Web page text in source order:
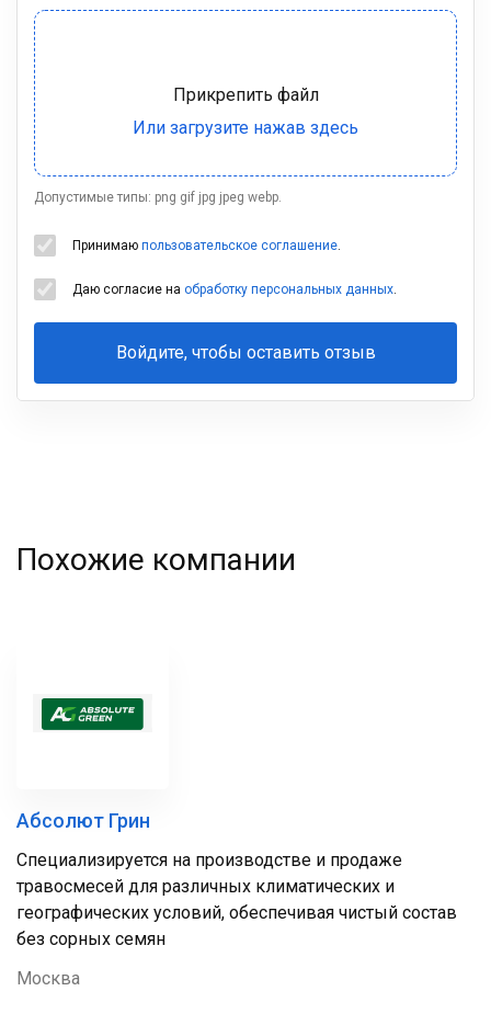
Допустимые типы: png gif jpg jpeg webp.
Принимаю пользовательское соглашение.
Даю согласие на обработку персональных данных.
Войдите, чтобы оставить отзыв
Ваша
Похожие компании
Абсолют Грин
Специализируется на производстве и продаже
травосмесей для различных климатических и
географических условий, обеспечивая чистый состав
без сорных семян
Москва